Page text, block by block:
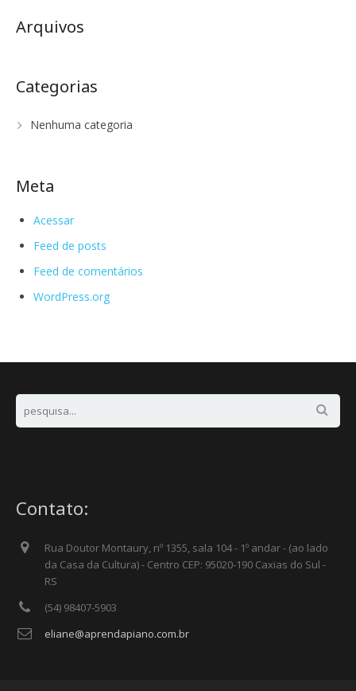
Arquivos
Categorias
Nenhuma categoria
Meta
Acessar
Feed de posts
Feed de comentários
WordPress.org
Contato:
Rua Doutor Montaury, nº 1355, sala 104 - 1º andar - (ao lado
da Casa da Cultura) - Centro CEP: 95020-190 Caxias do Sul -
RS
(54) 98407-5903
eliane@aprendapiano.com.br